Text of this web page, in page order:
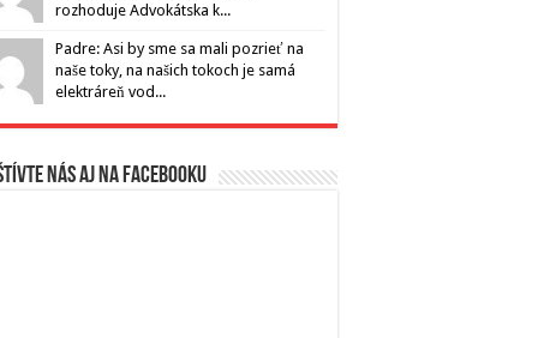
rozhoduje Advokátska k...
Padre: Asi by sme sa mali pozrieť na
naše toky, na našich tokoch je samá
elektráreň vod...
nás aj na Facebooku